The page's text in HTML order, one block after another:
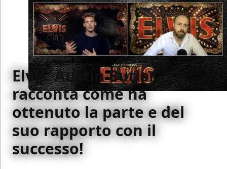
Elvis: Austin Butler ci
racconta come ha
ottenuto la parte e del
suo rapporto con il
successo!